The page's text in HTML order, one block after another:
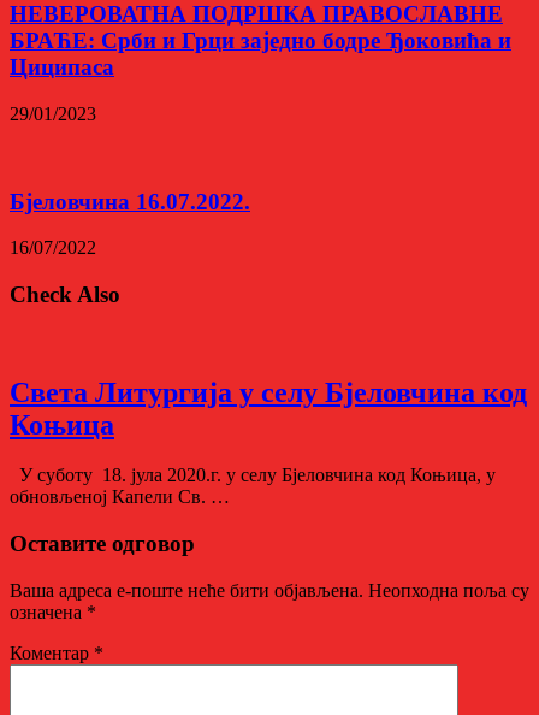
НЕВЕРОВАТНА ПОДРШКА ПРАВОСЛАВНЕ
БРАЋЕ: Срби и Грци заједно бодре Ђоковића и
Циципаса
29/01/2023
Бјеловчина 16.07.2022.
16/07/2022
Check Also
Света Литургија у селу Бјеловчина код
Коњица
У суботу 18. јула 2020.г. у селу Бјеловчина код Коњица, у
обновљеној Капели Св. …
Оставите одговор
Ваша адреса е-поште неће бити објављена. Неопходна поља су
означена *
Коментар *